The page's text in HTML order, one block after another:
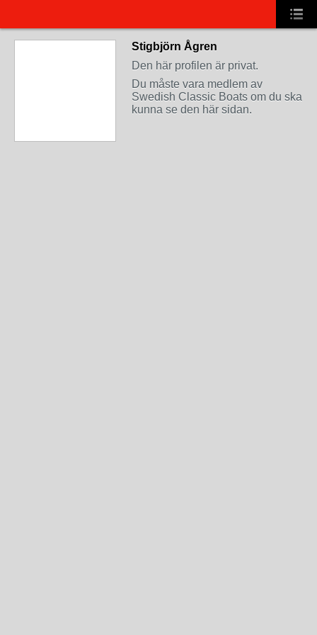
Stigbjörn Ågren
Den här profilen är privat.
Du måste vara medlem av
Swedish Classic Boats om du ska
kunna se den här sidan.